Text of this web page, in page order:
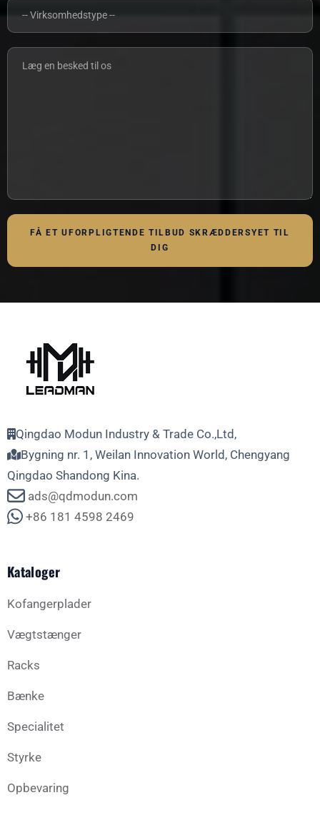
FÅ ET UFORPLIGTENDE TILBUD SKRÆDDERSYET TIL
DIG
Qingdao Modun Industry & Trade Co.,Ltd,
Bygning nr. 1, Weilan Innovation World, Chengyang
Qingdao Shandong Kina.
ads@qdmodun.com
+86 181 4598 2469
Kataloger
Kofangerplader
Vægtstænger
Racks
Bænke
Specialitet
Styrke
Opbevaring